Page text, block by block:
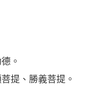
。
、勝義菩提。